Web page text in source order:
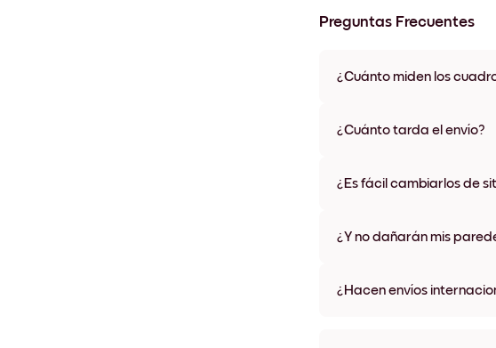
Preguntas Frecuentes
¿Cuánto miden los
materiales y colores de
¿Cuánto tarda el envío?
algunos países. Te
¿Es fácil cambiarlos de
¿Y no dañarán mis
¿Hacen envíos